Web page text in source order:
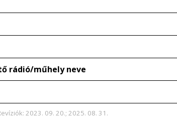
rádió/műhely neve
2023. 09. 20.; 2025. 08. 31.